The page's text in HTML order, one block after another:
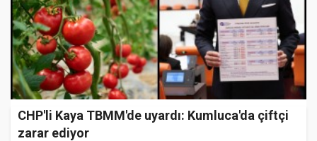
CHP'li Kaya TBMM'de uyardı: Kumluca'da çiftçi
zarar ediyor